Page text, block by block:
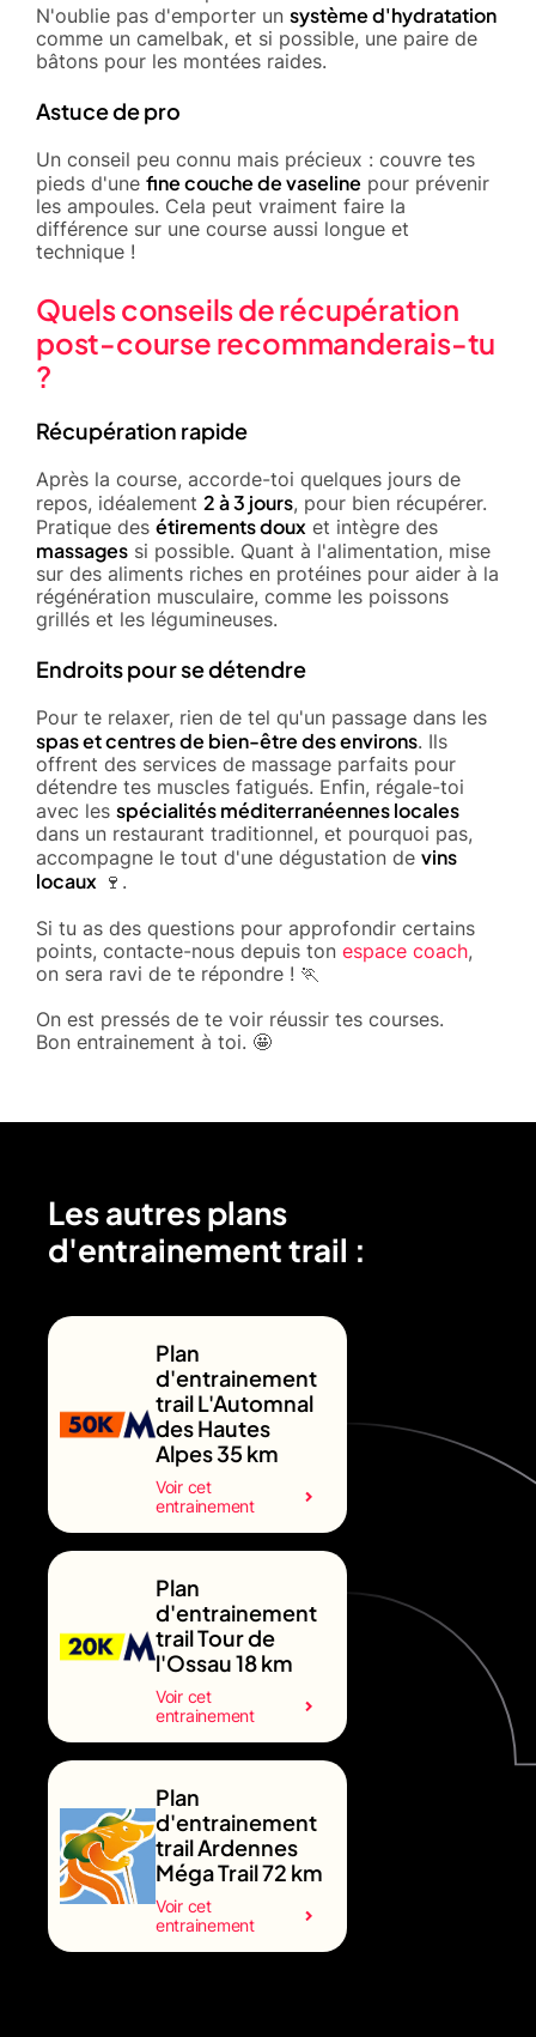
N'oublie pas d'emporter un système d'hydratation
comme un camelbak, et si possible, une paire de
bâtons pour les montées raides.
Astuce de pro
Un conseil peu connu mais précieux : couvre tes
pieds d'une fine couche de vaseline pour prévenir
les ampoules. Cela peut vraiment faire la
différence sur une course aussi longue et
technique !
Quels conseils de récupération
post-course recommanderais-tu
?
Récupération rapide
Après la course, accorde-toi quelques jours de
repos, idéalement 2 à 3 jours, pour bien récupérer.
Pratique des étirements doux et intègre des
massages si possible. Quant à l'alimentation, mise
sur des aliments riches en protéines pour aider à la
régénération musculaire, comme les poissons
grillés et les légumineuses.
Endroits pour se détendre
Pour te relaxer, rien de tel qu'un passage dans les
spas et centres de bien-être des environs. Ils
offrent des services de massage parfaits pour
détendre tes muscles fatigués. Enfin, régale-toi
avec les spécialités méditerranéennes locales
dans un restaurant traditionnel, et pourquoi pas,
accompagne le tout d'une dégustation de vins
locaux 🍷.
Si tu as des questions pour approfondir certains
points, contacte-nous depuis ton espace coach,
on sera ravi de te répondre ! 🏃
On est pressés de te voir réussir tes courses.
Bon entrainement à toi. 🤩
Les autres plans
d'entrainement trail :
Plan
d'entrainement
trail L'Automnal
des Hautes
Alpes 35 km
Voir cet
entrainement
Plan
d'entrainement
trail Tour de
l'Ossau 18 km
Voir cet
entrainement
Plan
d'entrainement
trail Ardennes
Méga Trail 72 km
Voir cet
entrainement